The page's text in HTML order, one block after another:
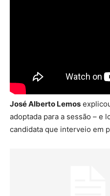
José Alberto Lemos
adoptada para a sessão – e
candidata que interveio em